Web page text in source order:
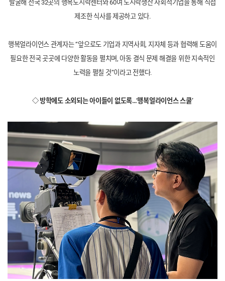
발굴해 전국 32곳의 행복도시락센터와60여 도시락생산 사회적기업을 통해 직접
제조한 식사를 제공하고 있다.
행복얼라이언스 관계자는 “앞으로도 기업과 지역사회, 지자체 등과 협력해 도움이
필요한 전국 곳곳에 다양한 활동을 펼치며, 아동 결식 문제 해결을 위한 지속적인
노력을 펼칠 것”이라고 전했다.
◇ 방학에도 소외되는 아이들이 없도록…‘행복얼라이언스 스쿨’